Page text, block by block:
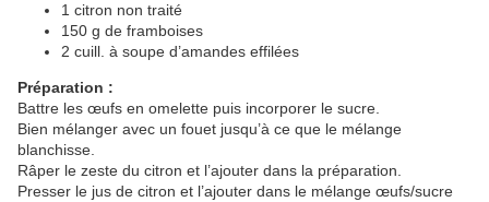
1 citron non traité
150 g de framboises
2 cuill. à soupe d’amandes effilées
Préparation :
Battre les œufs en omelette puis incorporer le sucre.
Bien mélanger avec un fouet jusqu’à ce que le mélange
blanchisse.
Râper le zeste du citron et l’ajouter dans la préparation.
Presser le jus de citron et l’ajouter dans le mélange œufs/sucre